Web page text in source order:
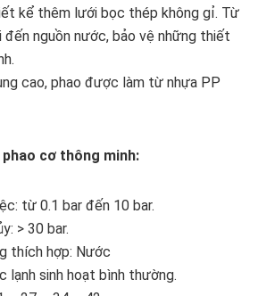
kể thêm lưới bọc thép không gỉ. Từ
nguồn nước, bảo vệ những thiết
cao, phao được làm từ nhựa PP
cơ thông minh:
từ 0.1 bar đến 10 bar.
> 30 bar.
thích hợp: Nước
lạnh sinh hoạt bình thường.